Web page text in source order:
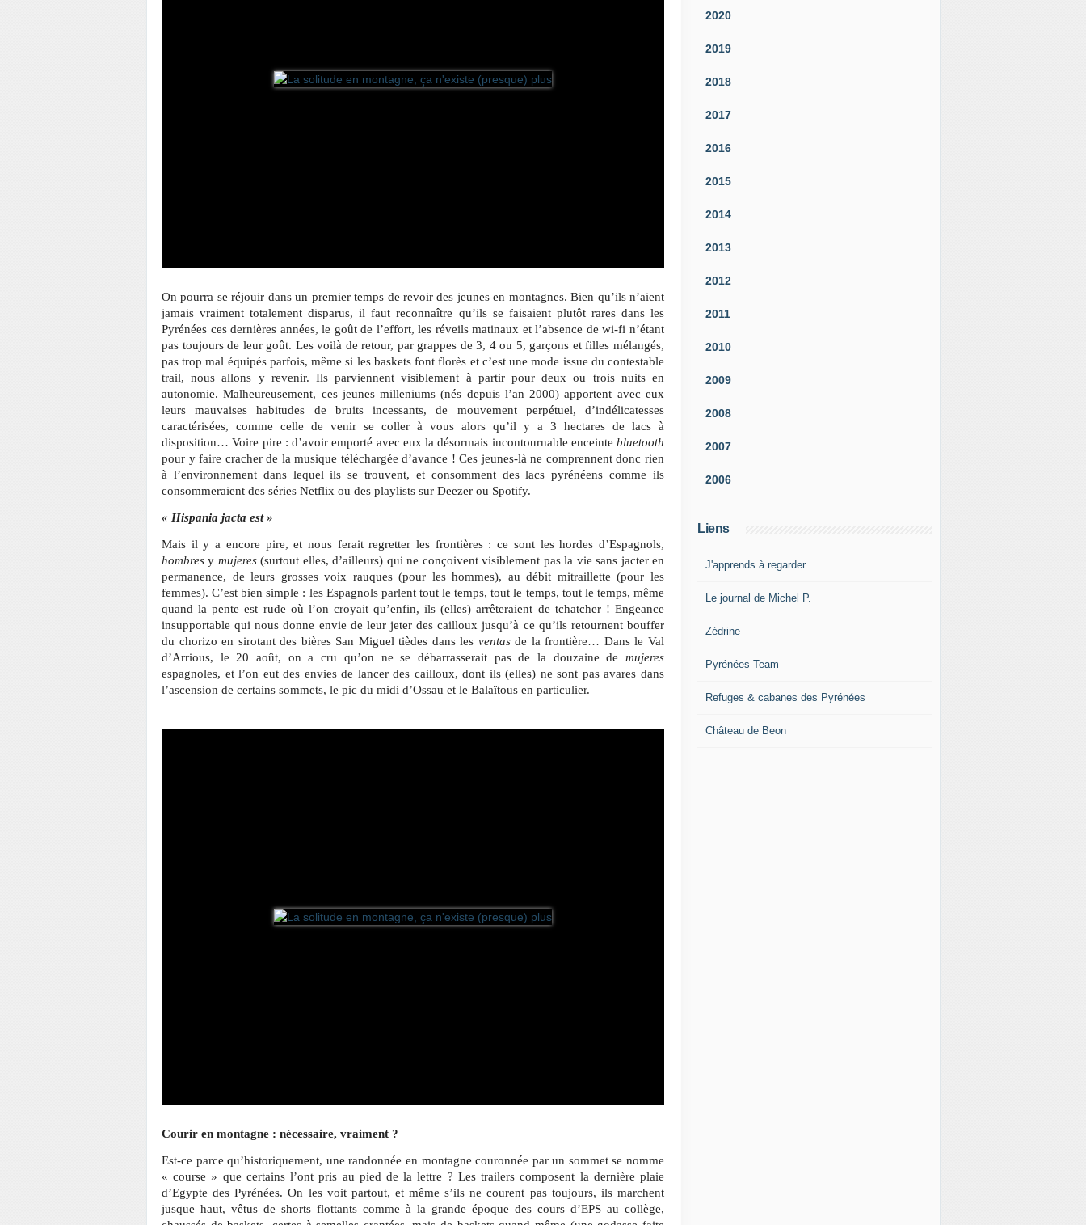
On pourra se réjouir dans un premier temps de revoir des jeunes en montagnes. Bien qu’ils n’aient
jamais vraiment totalement disparus, il faut reconnaître qu’ils se faisaient plutôt rares dans les
Pyrénées ces dernières années, le goût de l’effort, les réveils matinaux et l’absence de wi-fi n’étant
pas toujours de leur goût. Les voilà de retour, par grappes de 3, 4 ou 5, garçons et filles mélangés,
pas trop mal équipés parfois, même si les baskets font florès et c’est une mode issue du contestable
trail, nous allons y revenir. Ils parviennent visiblement à partir pour deux ou trois nuits en
autonomie. Malheureusement, ces jeunes milleniums (nés depuis l’an 2000) apportent avec eux
leurs mauvaises habitudes de bruits incessants, de mouvement perpétuel, d’indélicatesses
caractérisées, comme celle de venir se coller à vous alors qu’il y a 3 hectares de lacs à
disposition… Voire pire : d’avoir emporté avec eux la désormais incontournable enceinte bluetooth
pour y faire cracher de la musique téléchargée d’avance ! Ces jeunes-là ne comprennent donc rien
à l’environnement dans lequel ils se trouvent, et consomment des lacs pyrénéens comme ils
consommeraient des séries Netflix ou des playlists sur Deezer ou Spotify.
« Hispania jacta est »
Mais il y a encore pire, et nous ferait regretter les frontières : ce sont les hordes d’Espagnols,
hombres y mujeres(surtout elles, d’ailleurs) qui ne conçoivent visiblement pas la vie sans jacter en
permanence, de leurs grosses voix rauques (pour les hommes), au débit mitraillette (pour les
femmes). C’est bien simple : les Espagnols parlent tout le temps, tout le temps, tout le temps, même
quand la pente est rude où l’on croyait qu’enfin, ils (elles) arrêteraient de tchatcher ! Engeance
insupportable qui nous donne envie de leur jeter des cailloux jusqu’à ce qu’ils retournent bouffer
du chorizo en sirotant des bières San Miguel tièdes dans les ventasde la frontière… Dans le Val
d’Arrious, le 20 août, on a cru qu’on ne se débarrasserait pas de la douzaine de mujeres
espagnoles, et l’on eut des envies de lancer des cailloux, dont ils (elles) ne sont pas avares dans
l’ascension de certains sommets, le pic du midi d’Ossau et le Balaïtous en particulier.
Courir en montagne : nécessaire, vraiment ?
Est-ce parce qu’historiquement, une randonnée en montagne couronnée par un sommet se nomme
« course » que certains l’ont pris au pied de la lettre ? Les trailers composent la dernière plaie
d’Egypte des Pyrénées. On les voit partout, et même s’ils ne courent pas toujours, ils marchent
jusque haut, vêtus de shorts flottants comme à la grande époque des cours d’EPS au collège,
2020
2019
2018
2017
2016
2015
2014
2013
2012
2011
2010
2009
2008
2007
2006
Liens
J'apprends à regarder
Le journal de Michel P.
Zédrine
Pyrénées Team
Refuges & cabanes des Pyrénées
Château de Beon